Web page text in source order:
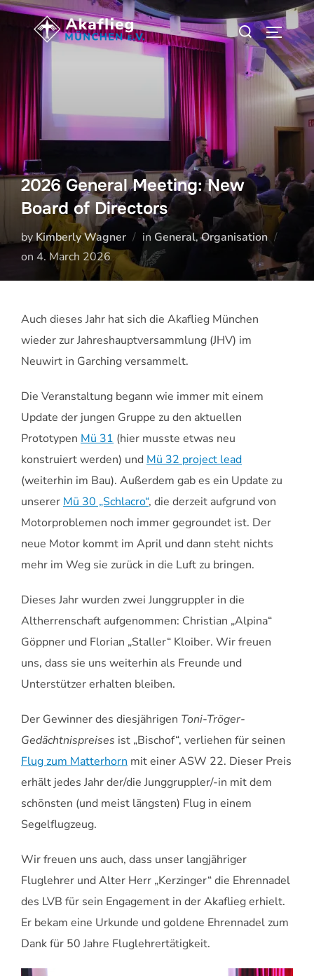
Zum
springen
Suchen
nach:
2026 General Meeting: New
Board of Directors
byKimberly Wagner in General,Organisation
on Veröffentlicht
4. March 2026
Auch dieses Jahr hat sich die Akaflieg München
wieder zur Jahreshauptversammlung (JHV) im
Neuwirt in Garching versammelt.
Die Veranstaltung begann wie immer mit einem
Update der jungen Gruppe zu den aktuellen
Prototypen Mü 31 (hier musste etwas neu
konstruiert werden) und Mü 32 project lead
(weiterhin im Bau). Außerdem gab es ein Update zu
unserer Mü 30 „Schlacro“, die derzeit aufgrund von
Motorproblemen noch immer gegroundet ist. Der
neue Motor kommt im April und dann steht nichts
mehr im Weg sie zurück in die Luft zu bringen.
Dieses Jahr wurden zwei Junggruppler in die
Altherrenschaft aufgenommen: Christian „Alpina“
Göppner und Florian „Staller“ Kloiber. Wir freuen
uns, dass sie uns weiterhin als Freunde und
Unterstützer erhalten bleiben.
Der Gewinner des diesjährigen Toni-Tröger-
Gedächtnispreises ist „Bischof“, verliehen für seinen
Flug zum Matterhorn mit einer ASW 22. Dieser Preis
erhält jedes Jahr der/die Junggruppler/-in mit dem
schönsten (und meist längsten) Flug in einem
Segelflugzeug.
Wir freuen uns auch, dass unser langjähriger
Fluglehrer und Alter Herr „Kerzinger“ die Ehrennadel
des LVB für sein Engagement in der Akaflieg erhielt.
Er bekam eine Urkunde und goldene Ehrennadel zum
Dank für 50 Jahre Fluglehrertätigkeit.